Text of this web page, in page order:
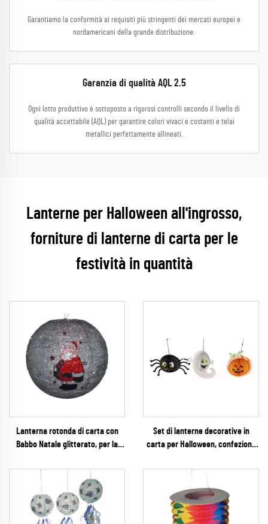
Garantiamo la conformità ai requisiti più stringenti dei mercati europei e
nordamericani della grande distribuzione.
Garanzia di qualità AQL 2.5
Ogni lotto produttivo è sottoposto a rigorosi controlli secondo il livello di
qualità accettabile (AQL) per garantire colori vivaci e costanti e telai
metallici perfettamente allineati.
Lanterne per Halloween all'ingrosso,
forniture di lanterne di carta per le
festività in quantità
Lanterna rotonda di carta con
Babbo Natale glitterato, per la
Set di lanterne decorative in
carta per Halloween, confezione
fantasma e zucca, per
decorazioni di feste e festival